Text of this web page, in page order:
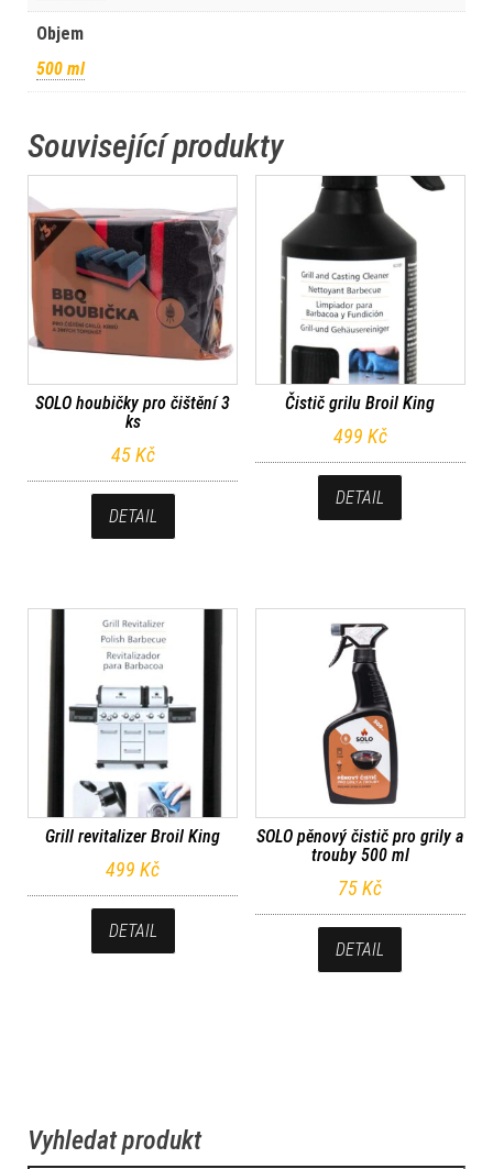
Objem
500 ml
Související produkty
SOLO houbičky pro čištění 3
ks
45Kč
DETAIL
Čistič grilu Broil King
499 Kč
DETAIL
Grill revitalizer Broil King
499Kč
DETAIL
SOLO pěnový čistič pro grily a
trouby 500 ml
75Kč
DETAIL
Vyhledat produkt